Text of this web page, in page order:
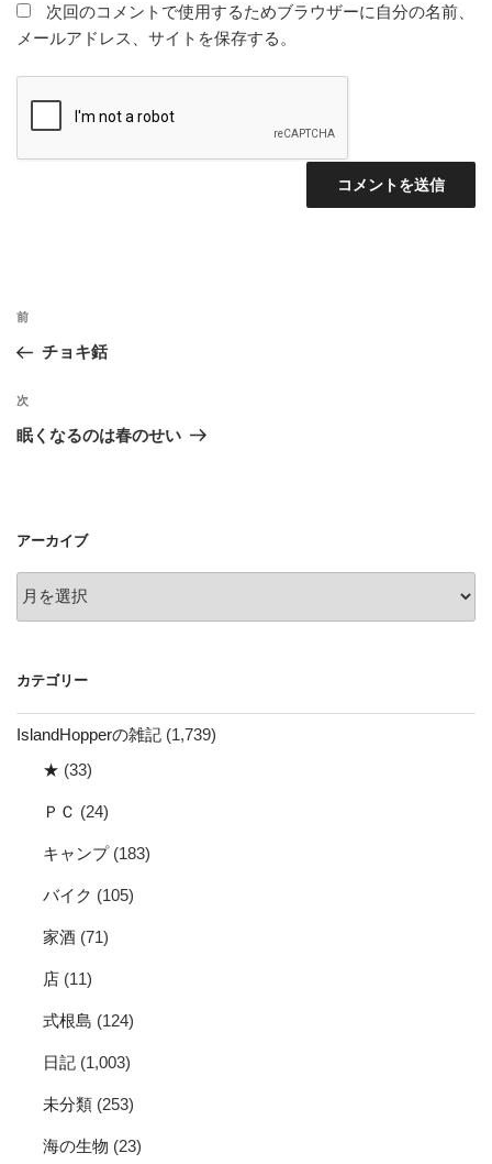
次回のコメントで使用するためブラウザーに自分の名前、
メールアドレス、サイトを保存する。
投
ナ
ビ
ゲ
ン
前
の
稿
前
チョキ銛
次
の
次
眠くなるのは春のせい
アーカイブ
ー
ブ
カテゴリー
IslandHopperの雑記 (1,739)
★ (33)
ＰＣ (24)
キャンプ(183)
バイク (105)
家酒 (71)
店 (11)
式根島 (124)
日記 (1,003)
未分類 (253)
海の生物 (23)